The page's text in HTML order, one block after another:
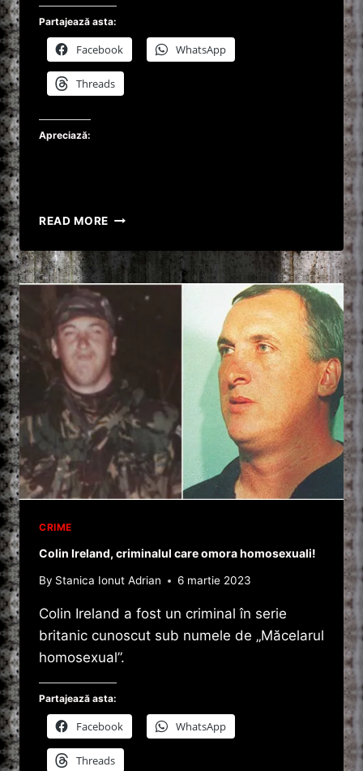
Partajează asta:
Facebook WhatsApp
Threads
Apreciază:
READ MORE REZOLVAREA
CRIME
DUPA
26
DE
ANI
DE
SUSPICIUNE!
CRIME
Colin Ireland, criminalul care omora homosexuali!
By Stanica Ionut Adrian 6 martie 2023
Colin Ireland a fost un criminal în serie
britanic cunoscut sub numele de „Măcelarul
homosexual”.
Partajează asta:
Facebook WhatsApp
Threads